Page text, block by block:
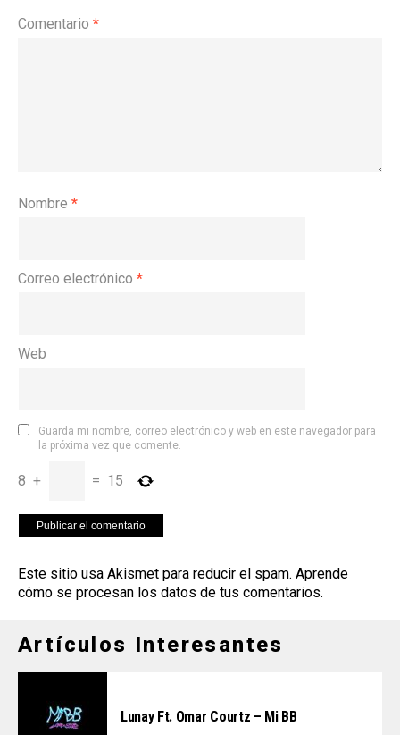
Comentario *
Nombre *
Correo electrónico *
Web
Guarda mi nombre, correo electrónico y web en este navegador para
la próxima vez que comente.
8 + = 15
Este sitio usa Akismet para reducir el spam. Aprende
cómo se procesan los datos de tus comentarios.
Artículos Interesantes
Lunay Ft. Omar Courtz – Mi BB